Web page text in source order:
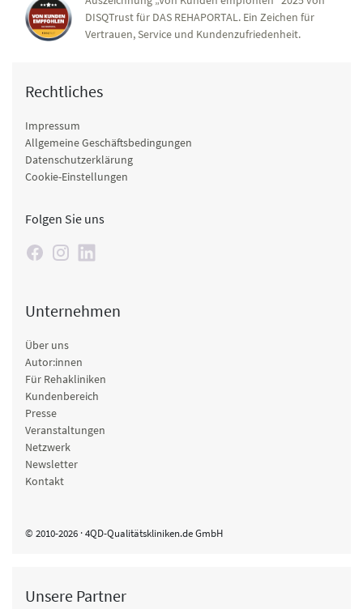
DISQTrust für DAS REHAPORTAL. Ein Zeichen für
Vertrauen, Service und Kundenzufriedenheit.
Rechtliches
Impressum
Allgemeine Geschäftsbedingungen
Datenschutzerklärung
Cookie-Einstellungen
Folgen Sie uns
Unternehmen
Über uns
Autor:innen
Für Rehakliniken
Kundenbereich
Presse
Veranstaltungen
Netzwerk
Newsletter
Kontakt
© 2010-2026 · 4QD-Qualitätskliniken.de GmbH
Unsere Partner